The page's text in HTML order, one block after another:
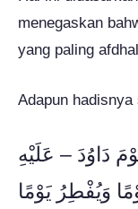
menegaskan
yang paling
Adapun
دَاوُدَ – عَلَيْهِ